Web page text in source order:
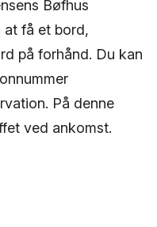
Bøfhus
få et bord,
på forhånd. Du kan
På denne
ved ankomst.